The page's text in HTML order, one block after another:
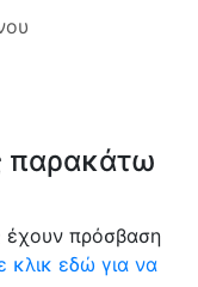
παρακάτω
έχουν πρόσβαση
κλικ εδώ για να